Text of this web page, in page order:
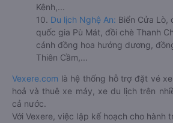
Kênh,...
10. Du lịch Nghệ An: Biển Cửa Lò,
quốc gia Pù Mát, đồi chè Thanh
cánh đồng hoa hướng dương,
Thiên Cầm,...
Vexere.com là hệ thống hỗ trợ đặt vé
hoả và thuê xe máy, xe du lịch trên
cả nước.
Với Vexere, việc lập kế hoạch cho hành